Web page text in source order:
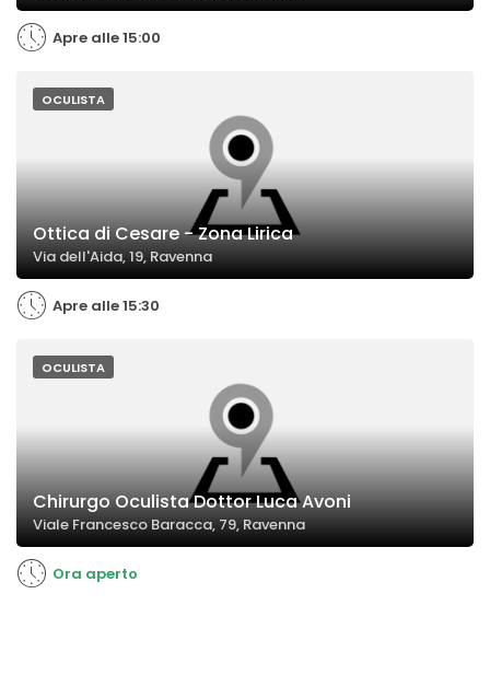
Apre alle 15:00
OCULISTA
Ottica di Cesare - Zona Lirica
Via dell'Aida, 19, Ravenna
Apre alle 15:30
OCULISTA
Chirurgo Oculista Dottor Luca Avoni
Viale Francesco Baracca, 79, Ravenna
Ora aperto